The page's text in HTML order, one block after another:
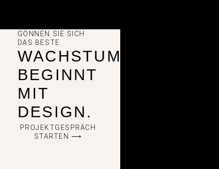
GÖNNEN SIE SICH
DAS BESTE.
WACHSTUM
BEGINNT
MIT
DESIGN.
PROJEKTGESPRÄCH
STARTEN ⟶